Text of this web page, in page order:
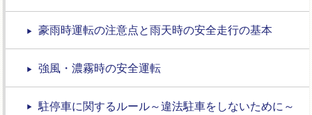
豪雨時運転の注意点と雨天時の安全走行の基本
強風・濃霧時の安全運転
駐停車に関するルール～違法駐車をしないために～